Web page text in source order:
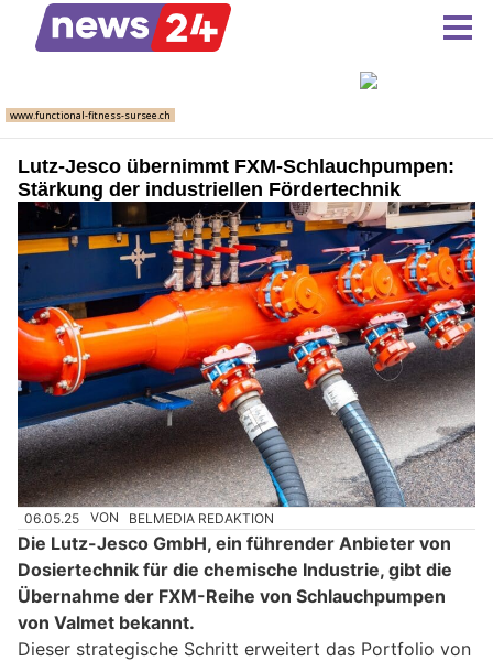
Lutz-Jesco übernimmt FXM-Schlauchpumpen:
Stärkung der industriellen Fördertechnik
06.05.25 VON BELMEDIA REDAKTION
Die Lutz-Jesco GmbH, ein führender Anbieter von
Dosiertechnik für die chemische Industrie, gibt die
Übernahme der FXM-Reihe von Schlauchpumpen
von Valmet bekannt.
Dieser strategische Schritt erweitert das Portfolio von